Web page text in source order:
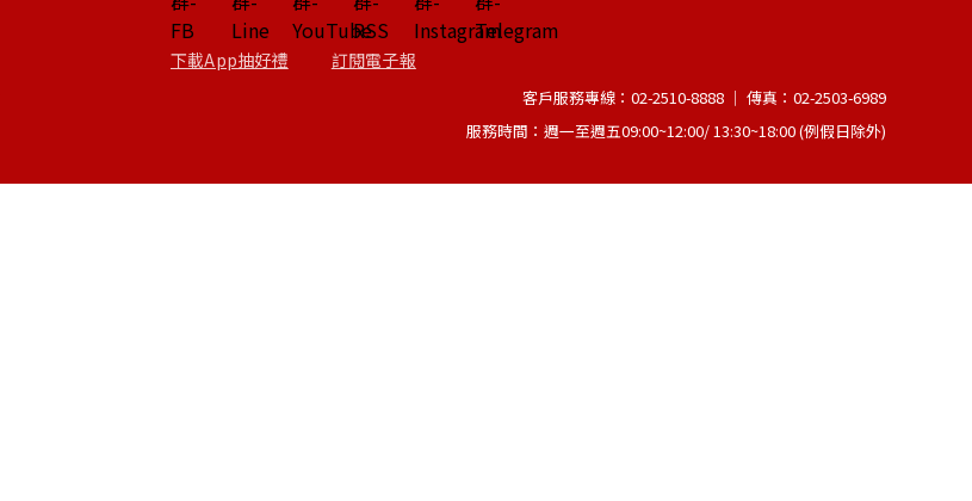
下載App抽好禮 訂閱電子報
客戶服務專線：02-2510-8888 │ 傳真：02-2503-6989
服務時間：週一至週五09:00~12:00/ 13:30~18:00 (例假日除外)